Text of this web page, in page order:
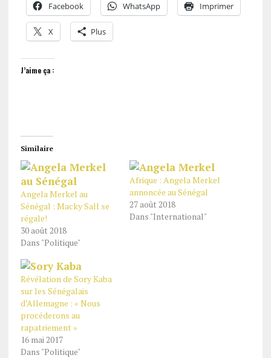
Facebook WhatsApp Imprimer
X Plus
J’aime ça :
Similaire
Angela Merkel au
Sénégal : Macky Sall se
régale!
30 août 2018
Dans "Politique"
Afrique : Angela Merkel
annoncée au Sénégal
27 août 2018
Dans "International"
Révélation de Sory Kaba
sur les Sénégalais
d’Allemagne : « Nous
procéderons au
rapatriement »
16 mai 2017
Dans "Politique"